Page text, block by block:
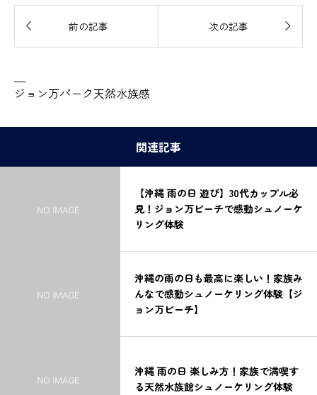
 前の記事 次の記事 
—
ジョン万パーク天然水族感
関連記事
【沖縄 雨の日 遊び】30代カップル必
見！ジョン万ビーチで感動シュノーケ
リング体験
沖縄の雨の日も最高に楽しい！家族み
んなで感動シュノーケリング体験【ジ
ョン万ビーチ】
沖縄 雨の日 楽しみ方！家族で満喫す
る天然水族館シュノーケリング体験